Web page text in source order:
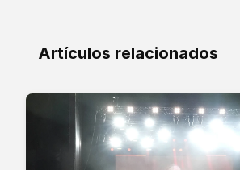
Artículos relacionados